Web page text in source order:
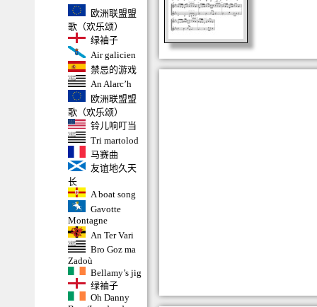
欧洲联盟盟
歌（欢乐颂）
绿袖子
Air galicien
禁忌的游戏
An Alarc’h
欧洲联盟盟
歌（欢乐颂）
铃儿响叮当
Tri martolod
马赛曲
友谊地久天
长
A boat song
Gavotte
Montagne
An Ter Vari
Bro Goz ma
Zadoù
Bellamy’s jig
绿袖子
Oh Danny